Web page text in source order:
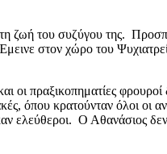
ζωή του συζύγου της.
στον χώρο του
οι πραξικοπηματίες
όπου κρατούνταν όλοι οι
ελεύθεροι. Ο Αθανάσιος